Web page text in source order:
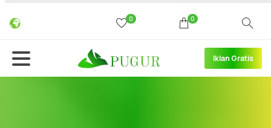
0 0
Iklan Gratis